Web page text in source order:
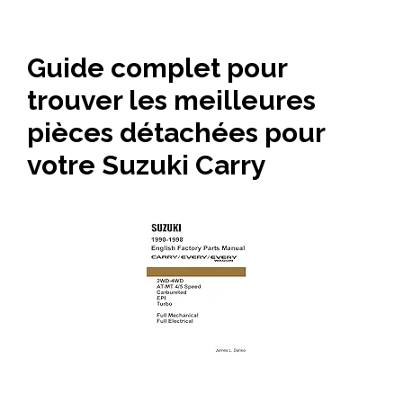
Guide complet pour
trouver les meilleures
pièces détachées pour
votre Suzuki Carry